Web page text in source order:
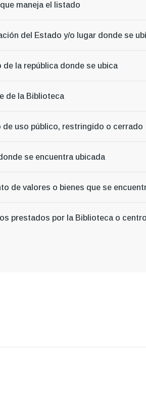
maneja el listado
del Estado y/o lugar donde se
de la república donde se ubica
de la Biblioteca
de uso público, restringido o cerrado
se encuentra ubicada
de valores o bienes que se
prestados por la Biblioteca o